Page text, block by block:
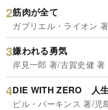
筋肉が全て
ガブリエル・ライオン
嫌われる勇気
岸見一郎 著/古賀史健 著
DIE WITH ZERO 人
ビル・パーキンス 著/児